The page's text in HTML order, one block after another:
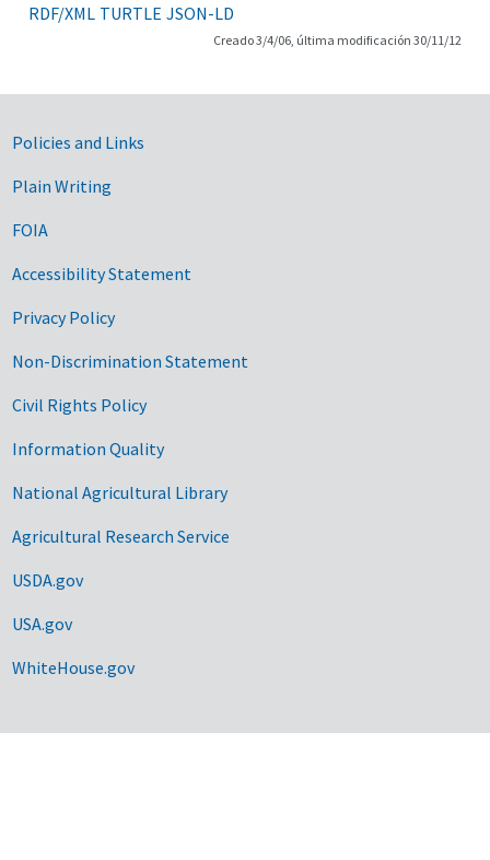
RDF/XML TURTLE JSON-LD
Creado 3/4/06, última modificación 30/11/12
Government Links
Policies and Links
Plain Writing
FOIA
Accessibility Statement
Privacy Policy
Non-Discrimination Statement
Civil Rights Policy
Information Quality
National Agricultural Library
Agricultural Research Service
USDA.gov
USA.gov
WhiteHouse.gov